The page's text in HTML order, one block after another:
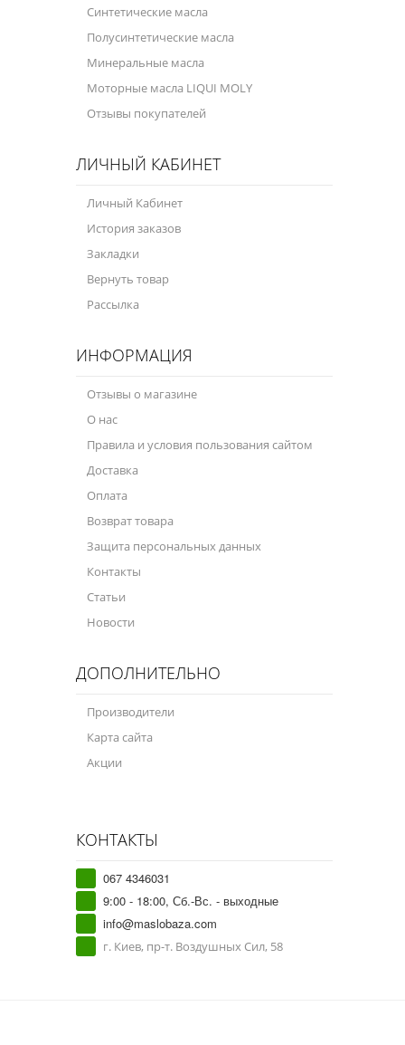
Синтетические масла
Полусинтетические масла
Минеральные масла
Моторные масла LIQUI MOLY
Отзывы покупателей
ЛИЧНЫЙ КАБИНЕТ
Личный Кабинет
История заказов
Закладки
Вернуть товар
Рассылка
ИНФОРМАЦИЯ
Отзывы о магазине
О нас
Правила и условия пользования сайтом
Доставка
Оплата
Возврат товара
Защита персональных данных
Контакты
Статьи
Новости
ДОПОЛНИТЕЛЬНО
Производители
Карта сайта
Акции
КОНТАКТЫ
067 4346031
9:00 - 18:00, Сб.-Вс. - выходные
info@maslobaza.com
г. Киев, пр-т. Воздушных Сил, 58